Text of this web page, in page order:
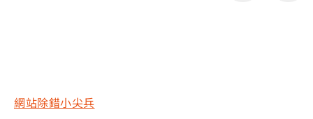
網站除錯小尖兵